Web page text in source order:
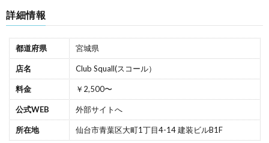
詳細情報
都道府県 宮城県
店名 Club Squall(スコール）
料金 ￥2,500〜
公式WEB 外部サイトへ
所在地 仙台市青葉区大町1丁目4-14 建装ビルB1F